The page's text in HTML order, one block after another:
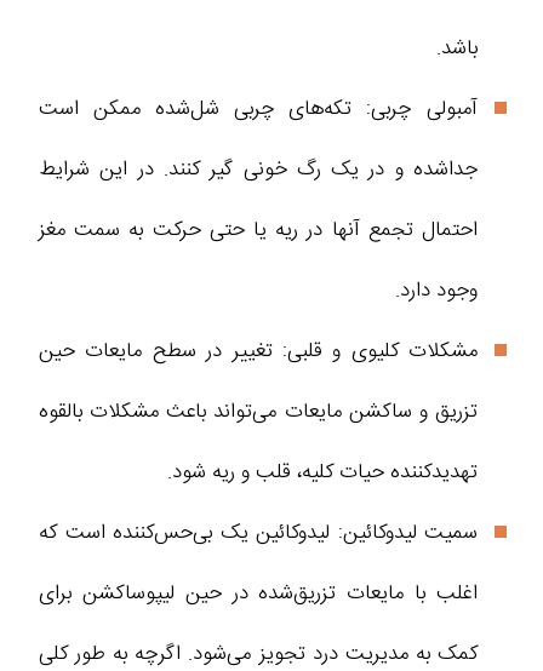
باشد.
آمبولی چربی: تکه‌های چربی شل‌شده ممکن است
جدا‌شده و در یک رگ خونی گیر کنند. در این شرایط
احتمال تجمع آنها در ریه یا حتی حرکت به سمت مغز
وجود دارد.
مشکلات کلیوی و قلبی: تغییر در سطح مایعات حین
تزریق و ساکشن مایعات می‌تواند باعث مشکلات بالقوه
تهدید‌کننده حیات کلیه، قلب و ریه شود.
سمیت لیدوکائین: لیدوکائین یک بی‌حس‌کننده است که
اغلب با مایعات تزریق‌شده در حین لیپوساکشن برای
کمک به مدیریت درد تجویز می‌شود. اگرچه به طور کلی